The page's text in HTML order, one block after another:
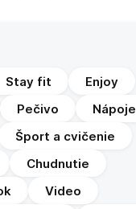
Stay fit
Enjoy
Pečivo
Nápoje
Šport a cvičenie
Chudnutie
Video